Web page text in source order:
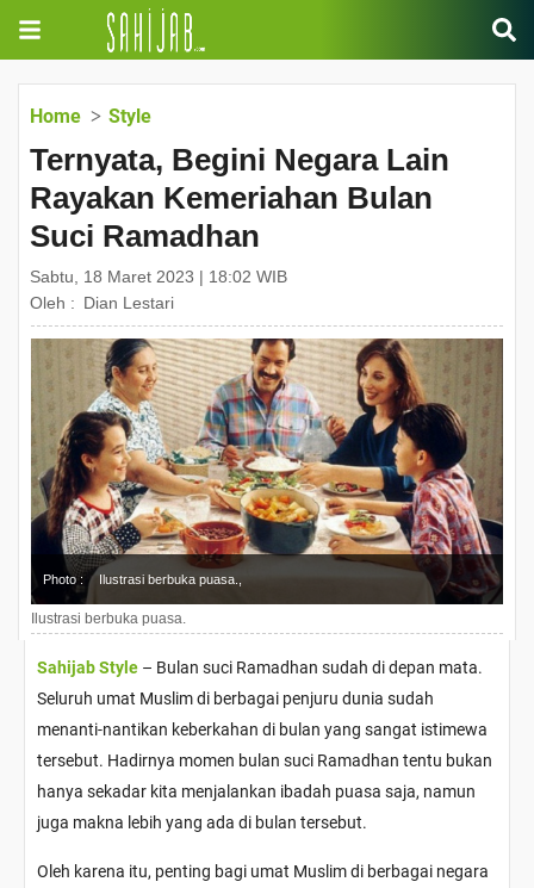
Home Style
Ternyata, Begini Negara Lain
Rayakan Kemeriahan Bulan
Suci Ramadhan
Sabtu, 18 Maret 2023 | 18:02 WIB
Oleh : Dian Lestari
Photo : Ilustrasi berbuka puasa.,
Ilustrasi berbuka puasa.
Sahijab Style – Bulan suci Ramadhan sudah di depan mata.
Seluruh umat Muslim di berbagai penjuru dunia sudah
menanti-nantikan keberkahan di bulan yang sangat istimewa
tersebut. Hadirnya momen bulan suci Ramadhan tentu bukan
hanya sekadar kita menjalankan ibadah puasa saja, namun
juga makna lebih yang ada di bulan tersebut.
Oleh karena itu, penting bagi umat Muslim di berbagai negara